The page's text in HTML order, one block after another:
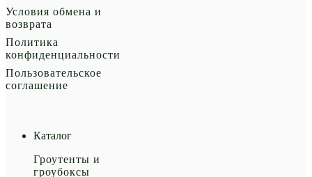
Условия обмена и
возврата
Политика
конфиденциальности
Пользовательское
соглашение
Каталог
Гроутенты и
гроубоксы